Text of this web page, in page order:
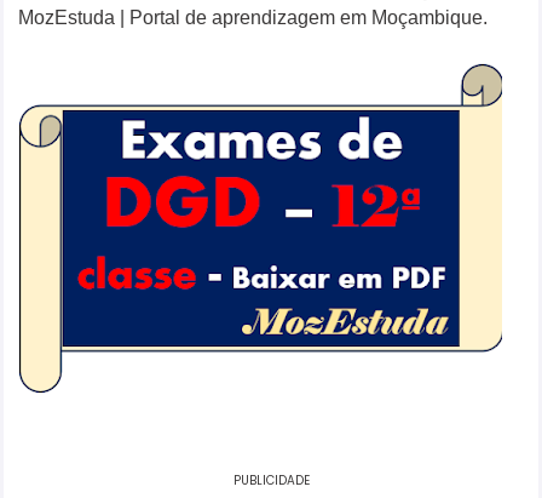
MozEstuda | Portal de aprendizagem em Moçambique.
PUBLICIDADE